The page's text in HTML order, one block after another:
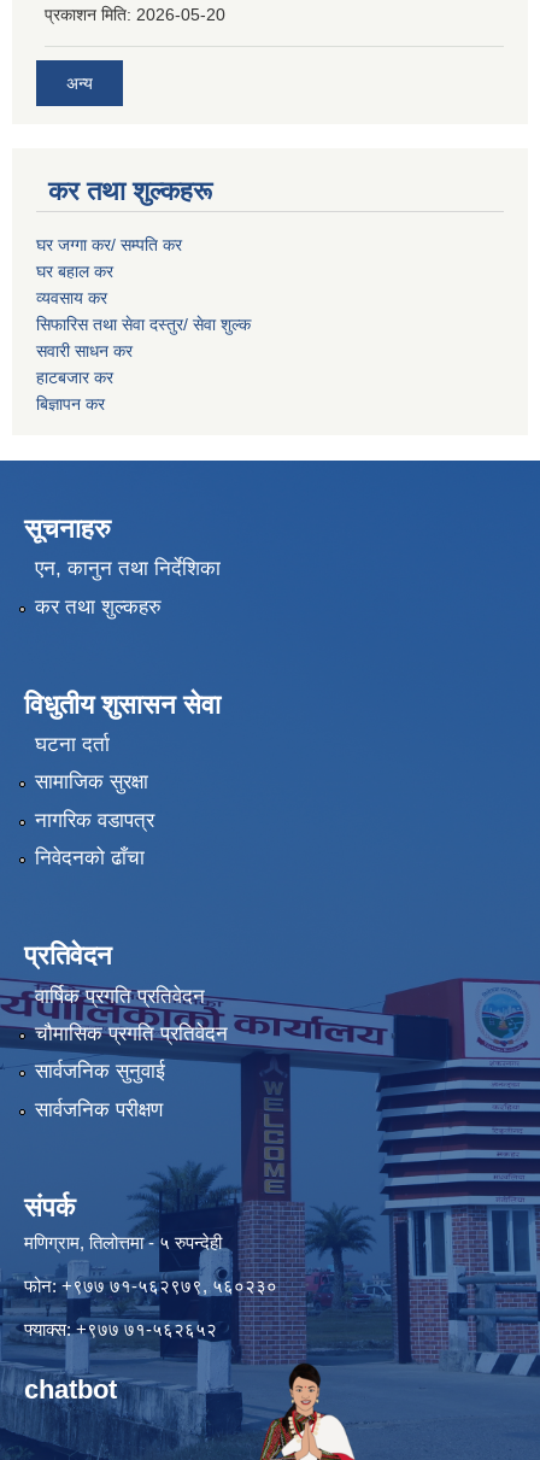
प्रकाशन मिति: 2026-05-20
अन्य
कर तथा शुल्कहरू
घर जग्गा कर/ सम्पति कर
घर बहाल कर
व्यवसाय कर
सिफारिस तथा सेवा दस्तुर/ सेवा शुल्क
सवारी साधन कर
हाटबजार कर
बिज्ञापन कर
सूचनाहरु
एन, कानुन तथा निर्देशिका
कर तथा शुल्कहरु
विधुतीय शुसासन सेवा
घटना दर्ता
सामाजिक सुरक्षा
नागरिक वडापत्र
निवेदनको ढाँचा
प्रतिवेदन
वार्षिक प्रगति प्रतिवेदन
चौमासिक प्रगति प्रतिवेदन
सार्वजनिक सुनुवाई
सार्वजनिक परीक्षण
संपर्क
मणिग्राम, तिलोत्तमा - ५ रुपन्देही
फोन: +९७७ ७१-५६२९७९, ५६०२३०
फ्याक्स: +९७७ ७१-५६२६५२
chatbot